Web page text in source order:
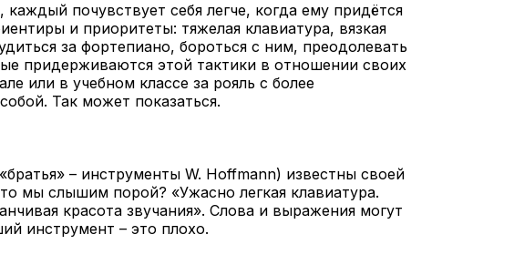
почувствует себя легче, когда ему придётся
и приоритеты: тяжелая клавиатура, вязкая
за фортепиано, бороться с ним, преодолевать
придерживаются этой тактики в отношении своих
или в учебном классе за рояль с более
Так может показаться.
– инструменты W. Hoffmann) известны своей
мы слышим порой? «Ужасно легкая клавиатура.
красота звучания». Слова и выражения могут
инструмент – это плохо.